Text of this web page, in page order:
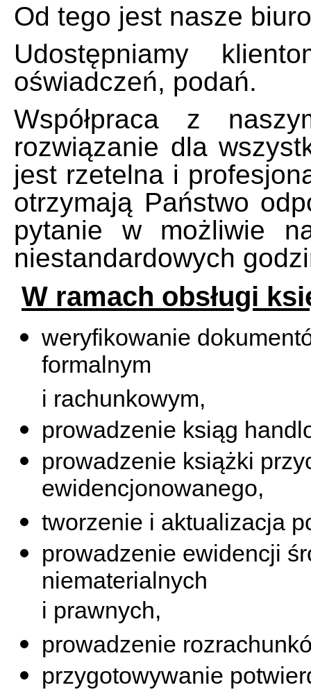
Od tego jest nasze
Udostępniamy
oświadczeń, podań.
Współpraca z
rozwiązanie dla
jest rzetelna i
otrzymają Państwo
pytanie w możliwie
niestandardowych
W ramach obsługi
weryfikowanie
formalnym
i rachunkowym,
prowadzenie ksiąg
prowadzenie książki
ewidencjonowanego,
tworzenie i aktualizacja
prowadzenie ewidencji
niematerialnych
i prawnych,
prowadzenie
przygotowywanie